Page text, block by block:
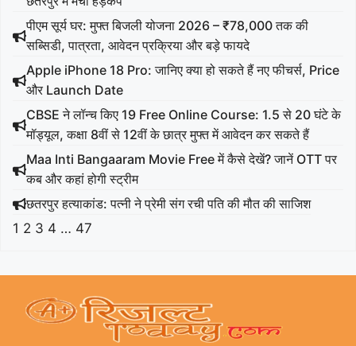
पीएम सूर्य घर: मुफ्त बिजली योजना 2026 – ₹78,000 तक की
सब्सिडी, पात्रता, आवेदन प्रक्रिया और बड़े फायदे
Apple iPhone 18 Pro: जानिए क्या हो सकते हैं नए फीचर्स, Price
और Launch Date
CBSE ने लॉन्च किए 19 Free Online Course: 1.5 से 20 घंटे के
मॉड्यूल, कक्षा 8वीं से 12वीं के छात्र मुफ्त में आवेदन कर सकते हैं
Maa Inti Bangaaram Movie Free में कैसे देखें? जानें OTT पर
कब और कहां होगी स्ट्रीम
छतरपुर हत्याकांड: पत्नी ने प्रेमी संग रची पति की मौत की साजिश
1 2 3 4 … 47